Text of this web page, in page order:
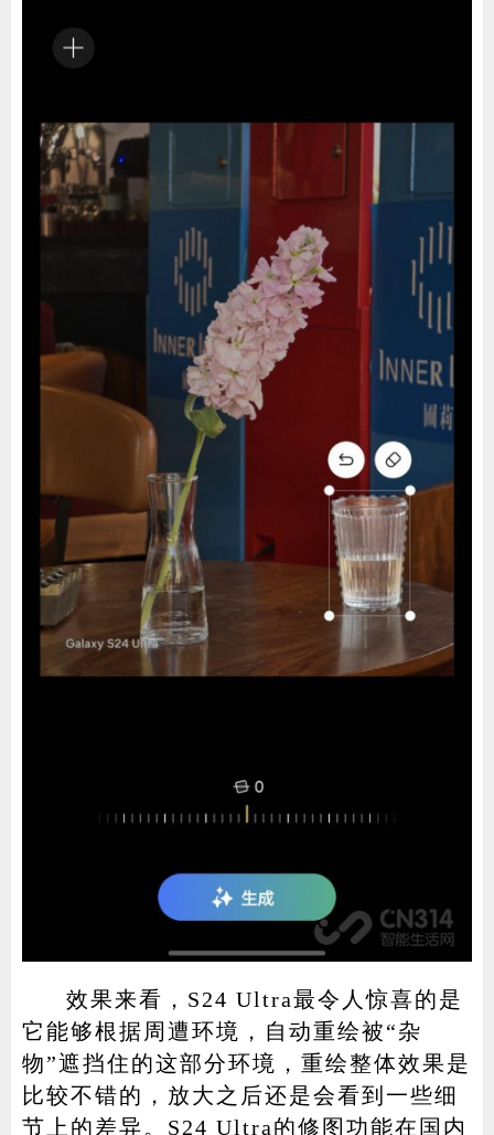
效果来看，S24 Ultra最令人惊喜的是
它能够根据周遭环境，自动重绘被“杂
物”遮挡住的这部分环境，重绘整体效果是
比较不错的，放大之后还是会看到一些细
节上的差异。S24 Ultra的修图功能在国内